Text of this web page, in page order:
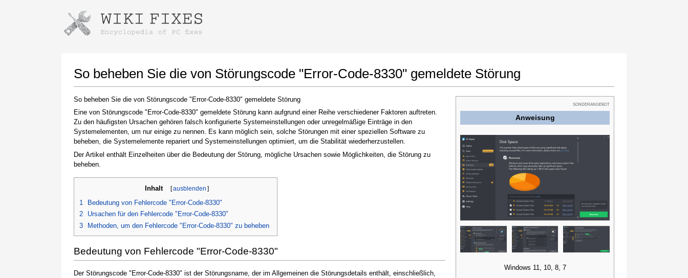
So beheben Sie die von Störungscode "Error-Code-8330" gemeldete Störung
So beheben Sie die von Störungscode "Error-Code-8330" gemeldete Störung
Eine von Störungscode "Error-Code-8330" gemeldete Störung kann aufgrund einer Reihe verschiedener Faktoren auftreten.
Zu den häufigsten Ursachen gehören falsch konfigurierte Systemeinstellungen oder unregelmäßige Einträge in den
Systemelementen, um nur einige zu nennen. Es kann möglich sein, solche Störungen mit einer speziellen Software zu
beheben, die Systemelemente repariert und Systemeinstellungen optimiert, um die Stabilität wiederherzustellen.
Der Artikel enthält Einzelheiten über die Bedeutung der Störung, mögliche Ursachen sowie Möglichkeiten, die Störung zu
beheben.
Inhalt [ausblenden ]
1
Bedeutung von Fehlercode "Error-Code-8330"
2
Ursachen für den Fehlercode "Error-Code-8330"
3
Methoden, um den Fehlercode "Error-Code-8330" zu beheben
Bedeutung von Fehlercode "Error-Code-8330"
Der Störungscode "Error-Code-8330" ist der Störungsname, der im Allgemeinen die Störungsdetails enthält, einschließlich,
SONDERANGEBOT
Anweisung
Windows 11, 10, 8, 7
Anweisungen zum Herunterladen mit Google Chrome
Klicken Sie nach Abschluss des Downloads auf
den Link zur heruntergeladenen Datei